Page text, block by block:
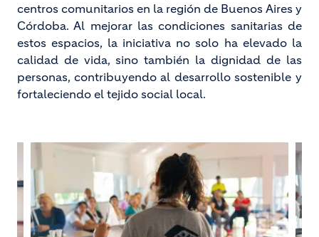
centros comunitarios en la región de Buenos Aires y
Córdoba. Al mejorar las condiciones sanitarias de
estos espacios, la iniciativa no solo ha elevado la
calidad de vida, sino también la dignidad de las
personas, contribuyendo al desarrollo sostenible y
fortaleciendo el tejido social local.